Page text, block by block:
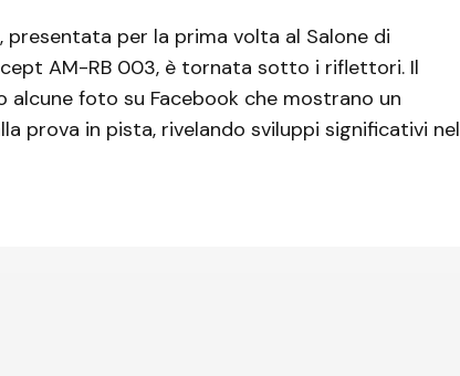
, presentata per la prima volta al Salone di
AM-RB 003, è tornata sotto i riflettori. Il
foto su Facebook che mostrano un
prova in pista, rivelando sviluppi significativi nel